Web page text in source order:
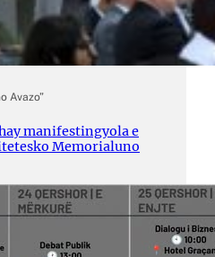
Avazo”
manifestingyola e
Memorialuno